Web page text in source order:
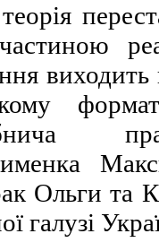
Ольги та
галузі